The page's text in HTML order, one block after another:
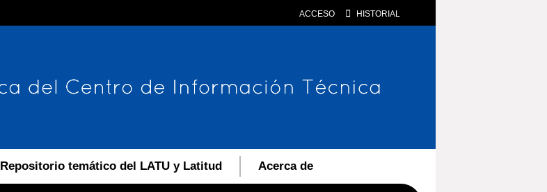
ACCESO HISTORIAL
Repositorio temático del LATU y Latitud Acerca de